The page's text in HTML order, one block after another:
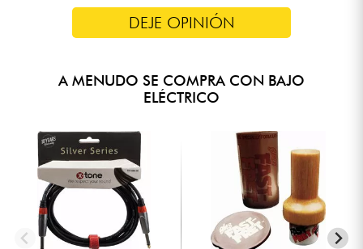
DEJE OPINIÓN
A MENUDO SE COMPRA CON BAJO
ELÉCTRICO